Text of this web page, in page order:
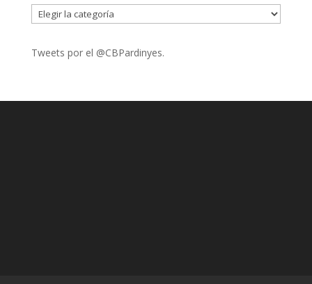
CATEGORIES
Tweets por el @CBPardinyes.